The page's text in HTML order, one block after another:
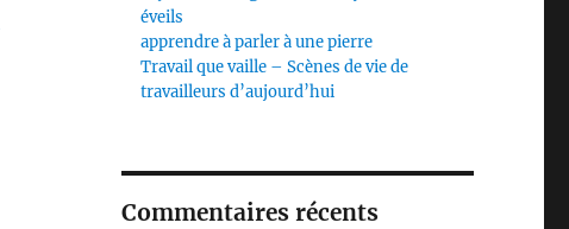
éveils
apprendre à parler à une pierre
Travail que vaille – Scènes de vie de
travailleurs d’aujourd’hui
Commentaires récents